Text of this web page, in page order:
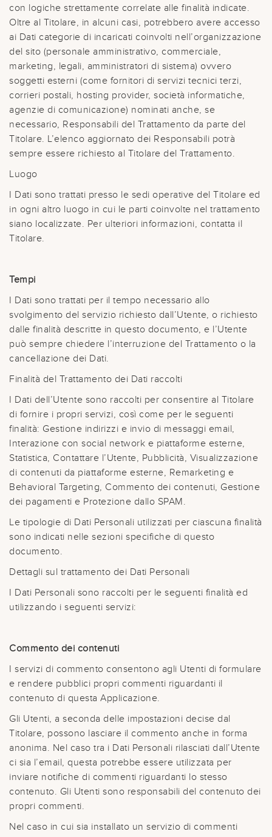
con logiche strettamente correlate alle finalità indicate.
Oltre al Titolare, in alcuni casi, potrebbero avere accesso
ai Dati categorie di incaricati coinvolti nell’organizzazione
del sito (personale amministrativo, commerciale,
marketing, legali, amministratori di sistema) ovvero
soggetti esterni (come fornitori di servizi tecnici terzi,
corrieri postali, hosting provider, società informatiche,
agenzie di comunicazione) nominati anche, se
necessario, Responsabili del Trattamento da parte del
Titolare. L’elenco aggiornato dei Responsabili potrà
sempre essere richiesto al Titolare del Trattamento.
Luogo
I Dati sono trattati presso le sedi operative del Titolare ed
in ogni altro luogo in cui le parti coinvolte nel trattamento
siano localizzate. Per ulteriori informazioni, contatta il
Titolare.
Tempi
I Dati sono trattati per il tempo necessario allo
svolgimento del servizio richiesto dall’Utente, o richiesto
dalle finalità descritte in questo documento, e l’Utente
può sempre chiedere l’interruzione del Trattamento o la
cancellazione dei Dati.
Finalità del Trattamento dei Dati raccolti
I Dati dell’Utente sono raccolti per consentire al Titolare
di fornire i propri servizi, così come per le seguenti
finalità: Gestione indirizzi e invio di messaggi email,
Interazione con social network e piattaforme esterne,
Statistica, Contattare l’Utente, Pubblicità, Visualizzazione
di contenuti da piattaforme esterne, Remarketing e
Behavioral Targeting, Commento dei contenuti, Gestione
dei pagamenti e Protezione dallo SPAM.
Le tipologie di Dati Personali utilizzati per ciascuna finalità
sono indicati nelle sezioni specifiche di questo
documento.
Dettagli sul trattamento dei Dati Personali
I Dati Personali sono raccolti per le seguenti finalità ed
utilizzando i seguenti servizi:
Commento dei contenuti
I servizi di commento consentono agli Utenti di formulare
e rendere pubblici propri commenti riguardanti il
contenuto di questa Applicazione.
Gli Utenti, a seconda delle impostazioni decise dal
Titolare, possono lasciare il commento anche in forma
anonima. Nel caso tra i Dati Personali rilasciati dall’Utente
ci sia l’email, questa potrebbe essere utilizzata per
inviare notifiche di commenti riguardanti lo stesso
contenuto. Gli Utenti sono responsabili del contenuto dei
propri commenti.
Nel caso in cui sia installato un servizio di commenti